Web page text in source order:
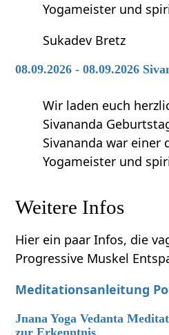
Yogameister und
Sukadev Bretz
08.09.2026 - 08.09.2026
Wir laden euch
Sivananda
Sivananda war einer
Yogameister und
Weitere Infos
Hier ein paar Infos, die
Progressive Muskel
Meditationsanleitung
Jnana Yoga Vedanta
zur Erkenntnis